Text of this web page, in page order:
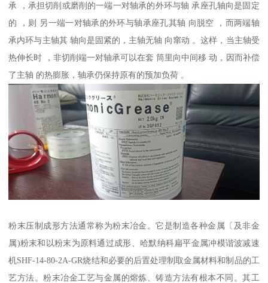
承 ，承担切削或磨削的一端一对轴承的外环与轴 承座孔轴向是固定
的 ，则 另一端一对轴承的外环与轴承座孔其轴 向脱空 ，而两端轴
承内环与主轴其 轴向是固紧的，主轴无轴 向窜动 。这样，当主轴受
热伸长时 ，非切削端一对轴承可以在套 筒里向中间移 动，因而补偿
了主轴 的热膨胀，轴承仍保持原有的预加负荷 。
粉末压制成形方法通常称为粉末冶金。它是制造各种金属〔及非金
属)粉末和以粉末为原料通过成形、哈默纳科扁平金属冲模谐波减速
机SHF-14-80-2A-GR烧结和必要的后置处理制取金属材料和制品的工
艺方法。粉末冶金工艺与金属的熔炼、铸造方法有根本不同。其工